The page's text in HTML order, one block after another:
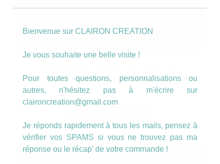
16.00
Bienvenue sur CLAIRON CREATION
Je vous souhaite une belle visite !
Pour toutes questions, personnalisations ou
autres, n'hésitez pas à m'écrire sur
claironcreation@gmail.com
Je réponds rapidement à tous les mails, pensez à
vérifier vos SPAMS si vous ne trouvez pas ma
réponse ou le récap' de votre commande !